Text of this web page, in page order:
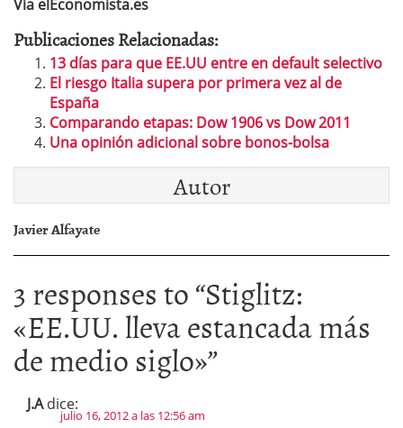
Vía elEconomista.es
Publicaciones Relacionadas:
13 días para que EE.UU entre en default selectivo
El riesgo Italia supera por primera vez al de
España
Comparando etapas: Dow 1906 vs Dow 2011
Una opinión adicional sobre bonos-bolsa
Autor
Javier Alfayate
3 responses to “Stiglitz:
«EE.UU. lleva estancada más
de medio siglo»”
J.A dice:
julio 16, 2012 a las 12:56 am